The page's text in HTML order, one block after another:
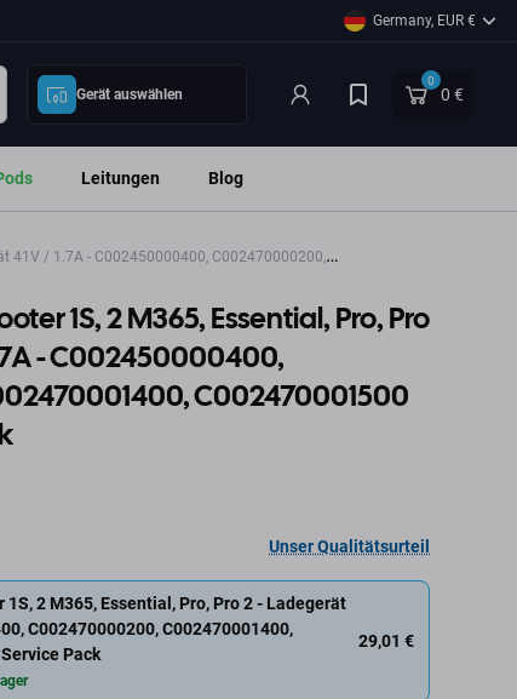
Germany, EUR €
Gerät auswählen
0
0 €
Leitungen Blog
41V / 1.7A - C002450000400, C002470000200,
1S, 2 M365, Essential, Pro, Pro
- C002450000400,
C002470001500
Unser Qualitätsurteil
2 M365, Essential, Pro, Pro 2 - Ladegerät
C002470000200, C002470001400,
Pack
29,01 €